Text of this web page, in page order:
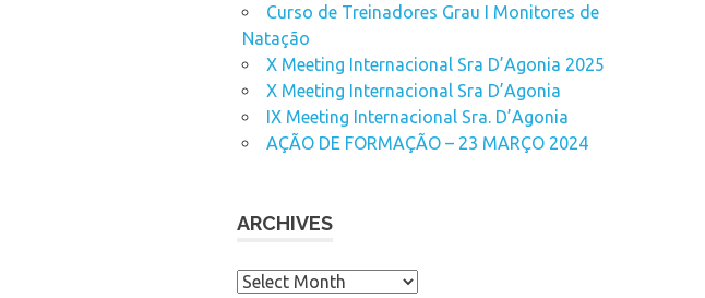
Curso de Treinadores Grau I Monitores de
Natação
X Meeting Internacional Sra D’Agonia 2025
X Meeting Internacional Sra D’Agonia
IX Meeting Internacional Sra. D’Agonia
AÇÃO DE FORMAÇÃO – 23 MARÇO 2024
ARCHIVES
A